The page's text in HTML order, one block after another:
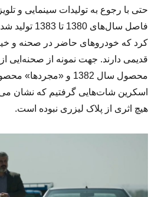
حتی با رجوع به تولیدات سینمایی و
فاصل سال‌های
کرد که خودروهای حاضر در صحنه و
قدیمی دارند. جهت نمونه از صحنه‌ایی
اسکرین شات‌هایی گرفتیم که نشان
هیچ اثری از پلاک لیزری نبوده است.